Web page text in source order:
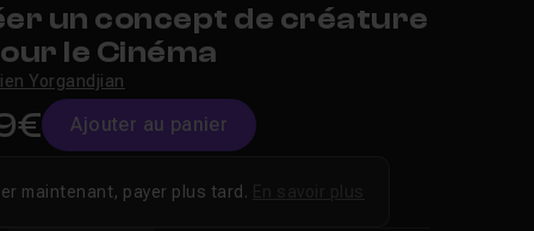
un concept de créature
le Cinéma
Yorgandjian
Ajouter au panier
maintenant, payer plus tard.